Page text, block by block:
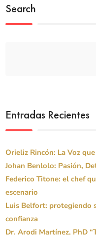
Search
Entradas Recientes
Orieliz Rincón: La Voz
Johan Benlolo: Pasión,
Federico Titone: el chef
escenario
Luis Belfort: protegiendo
confianza
Dr. Arodi Martínez, PhD